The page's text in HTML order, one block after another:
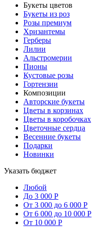
Букеты цветов
Букеты из роз
Розы премиум
Хризантемы
Герберы
Лилии
Альстромерии
Пионы
Кустовые розы
Гортензии
Композиции
Авторские букеты
Цветы в корзинах
Цветы в коробочках
Цветочные сердца
Весенние букеты
Подарки
Новинки
Указать бюджет
Любой
До 3 000 Р
От 3 000 до 6 000 Р
От 6 000 до 10 000 Р
От 10 000 Р